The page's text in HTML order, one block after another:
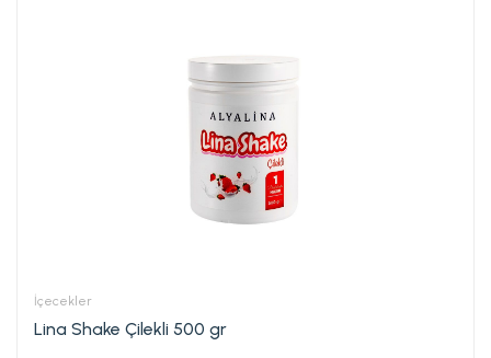
İçecekler
Lina Shake Çilekli 500 gr